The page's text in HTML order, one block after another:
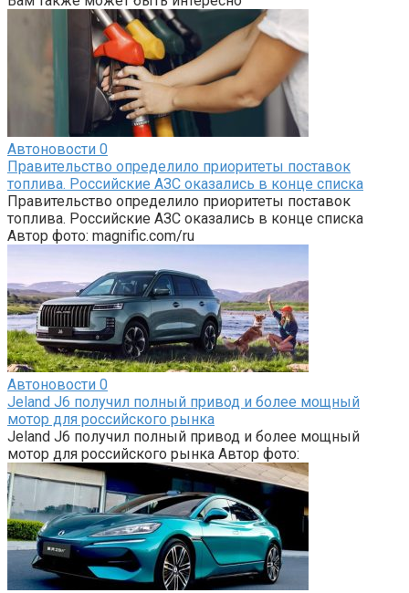
Автоновости 0
Правительство определило приоритеты поставок
топлива. Российские АЗС оказались в конце списка
Правительство определило приоритеты поставок
топлива. Российские АЗС оказались в конце списка
Автор фото: magnific.com/ru
Автоновости 0
Jeland J6 получил полный привод и более мощный
мотор для российского рынка
Jeland J6 получил полный привод и более мощный
мотор для российского рынка Автор фото: